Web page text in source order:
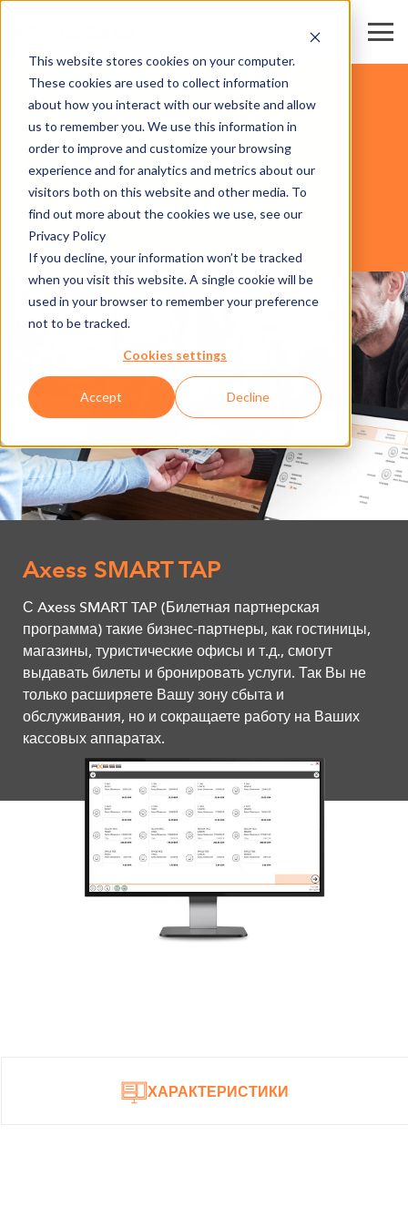
This website stores cookies on your computer.
These cookies are used to collect information
about how you interact with our website and allow
us to remember you. We use this information in
order to improve and customize your browsing
experience and for analytics and metrics about our
visitors both on this website and other media. To
find out more about the cookies we use, see our
Privacy Policy
If you decline, your information won’t be tracked
when you visit this website. A single cookie will be
used in your browser to remember your preference
not to be tracked.
Cookies settings
Accept Decline
AXESS SMART TAP
ПРОГРАММНОЕ ОБЕСПЕЧЕНИЕ
СТАДИОНЫ И АРЕНЫ
Axess SMART TAP
С Axess SMART TAP (Билетная партнерская
программа) такие бизнес-партнеры, как гостиницы,
магазины, туристические офисы и т.д., смогут
выдавать билеты и бронировать услуги. Так Вы не
только расширяете Вашу зону сбыта и
обслуживания, но и сокращаете работу на Ваших
кассовых аппаратах.
ХАРАКТЕРИСТИКИ